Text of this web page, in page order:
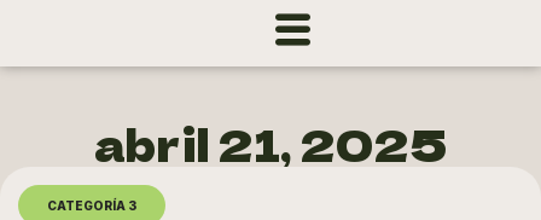
abril 21, 2025
CATEGORÍA 3